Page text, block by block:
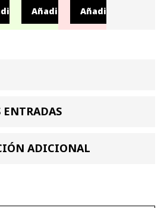
Añadir Añadir
ADICIONAL